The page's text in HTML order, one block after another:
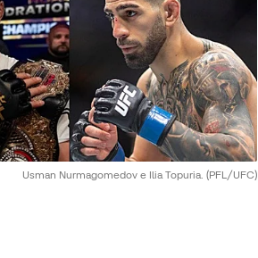
Usman Nurmagomedov e Ilia Topuria. (PFL/UFC)